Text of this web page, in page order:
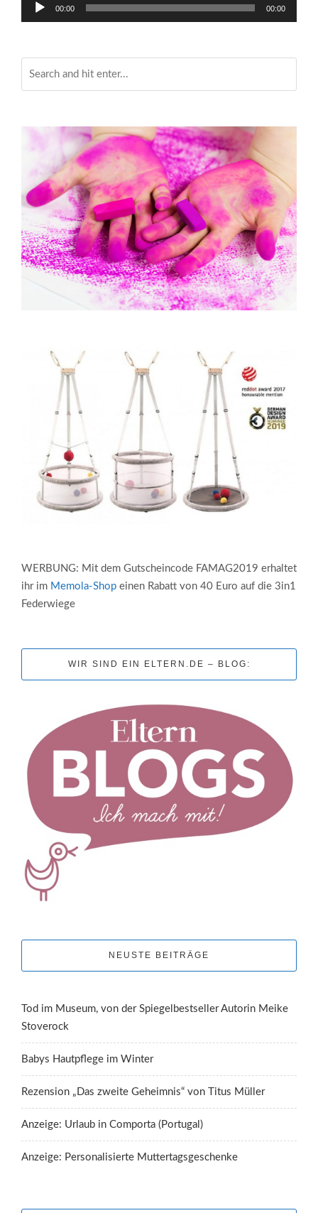
00:00 00:00
WERBUNG: Mit dem Gutscheincode FAMAG2019 erhaltet
ihr im Memola-Shop einen Rabatt von 40 Euro auf die 3in1
Federwiege
WIR SIND EIN ELTERN.DE – BLOG:
NEUSTE BEITRÄGE
Tod im Museum, von der Spiegelbestseller Autorin Meike
Stoverock
Babys Hautpflege im Winter
Rezension „Das zweite Geheimnis“ von Titus Müller
Anzeige: Urlaub in Comporta (Portugal)
Anzeige: Personalisierte Muttertagsgeschenke